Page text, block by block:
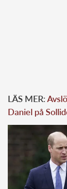
LÄS MER:
Daniel på